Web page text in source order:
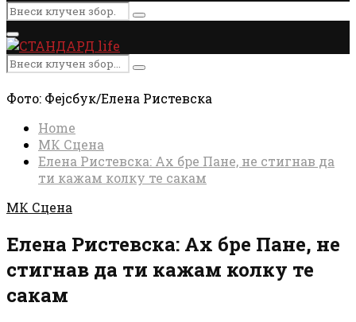
Search
for:
Search
Primary
Menu
Search
for:
Search
Фото: Фејсбук/Елена Ристевска
Home
МК Сцена
Елена Ристевска: Ах бре Пане, не стигнав да
ти кажам колку те сакам
МК Сцена
Елена Ристевска: Ах бре Пане, не
стигнав да ти кажам колку те
сакам